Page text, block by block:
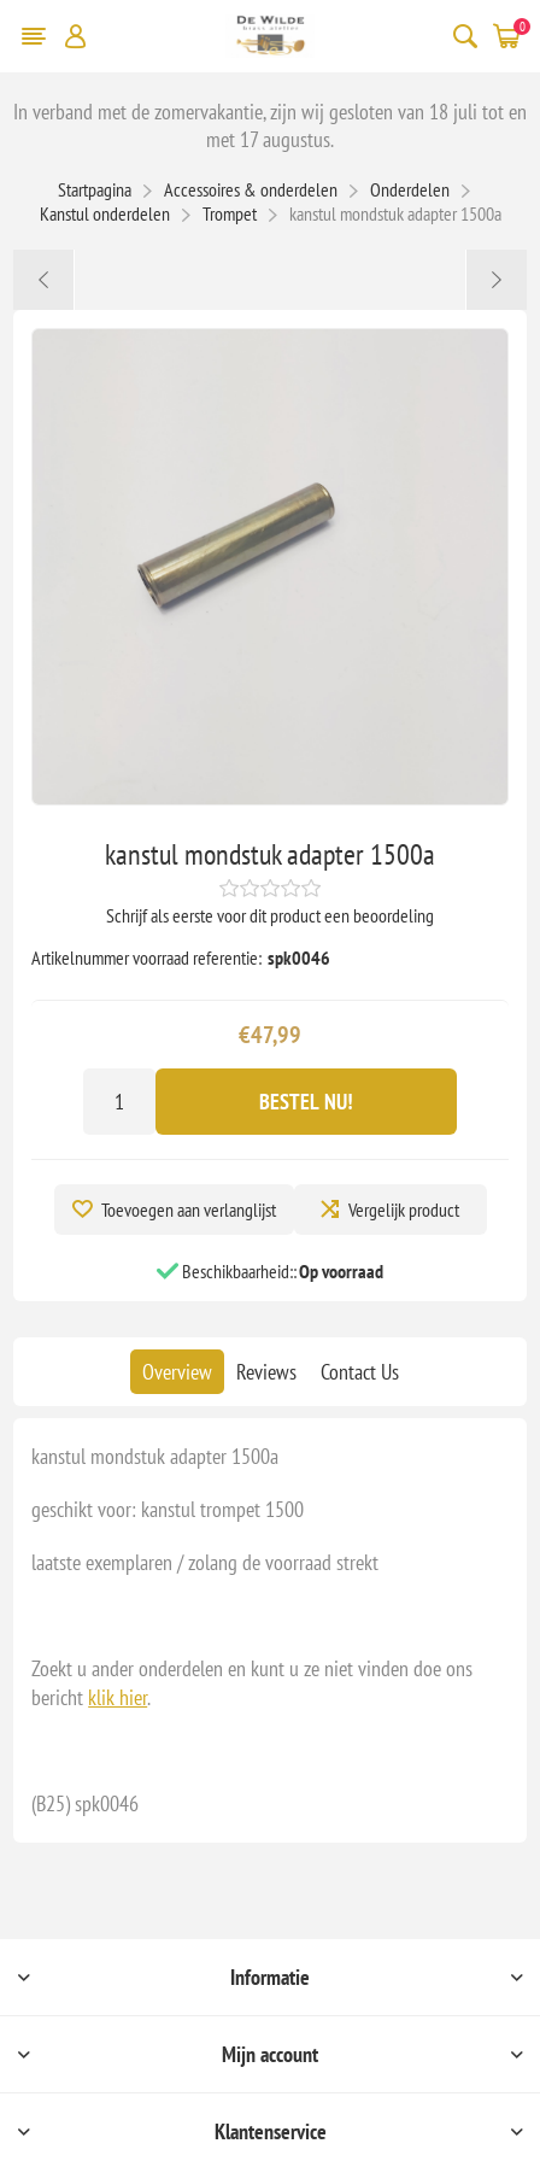
0
In verband met de zomervakantie, zijn wij gesloten van 18 juli tot en
met 17 augustus.
Startpagina Accessoires & onderdelen
Onderdelen
Kanstul onderdelen
Trompet kanstul mondstuk adapter 1500a
kanstul mondstuk adapter 1500a
Schrijf als eerste voor dit product een beoordeling
Artikelnummer voorraad referentie: spk0046
€47,99
BESTEL NU!
Toevoegen aan verlanglijst Vergelijk product
Beschikbaarheid::Op voorraad
Overview Reviews Contact Us
kanstul mondstuk adapter 1500a
geschikt voor: kanstul trompet 1500
laatste exemplaren / zolang de voorraad strekt
Zoekt u ander onderdelen en kunt u ze niet vinden doe ons
bericht klik hier.
(B25) spk0046
Informatie
Mijn account
Klantenservice